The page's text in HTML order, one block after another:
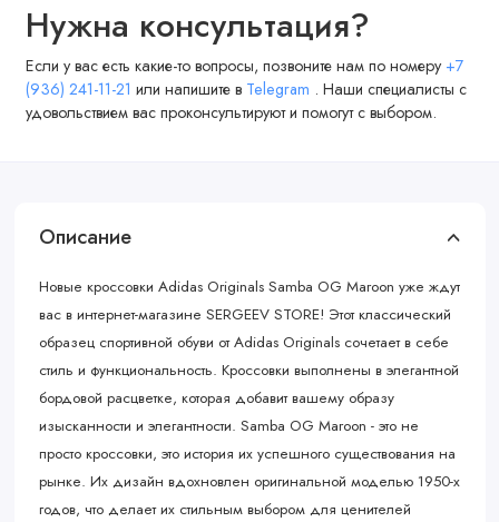
Нужна консультация?
Если у вас есть какие-то вопросы, позвоните нам по номеру +7
(936) 241-11-21 или напишите в Telegram . Наши специалисты с
удовольствием вас проконсультируют и помогут с выбором.
Описание
Новые кроссовки Adidas Originals Samba OG Maroon уже ждут
вас в интернет-магазине SERGEEV STORE! Этот классический
образец спортивной обуви от Adidas Originals сочетает в себе
стиль и функциональность. Кроссовки выполнены в элегантной
бордовой расцветке, которая добавит вашему образу
изысканности и элегантности. Samba OG Maroon - это не
просто кроссовки, это история их успешного существования на
рынке. Их дизайн вдохновлен оригинальной моделью 1950-х
годов, что делает их стильным выбором для ценителей